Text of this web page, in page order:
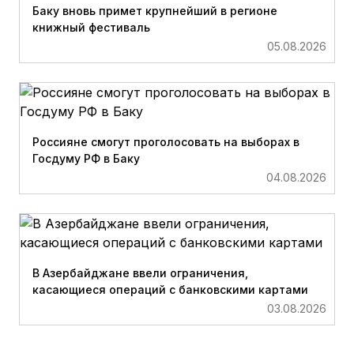
Баку вновь примет крупнейший в регионе
книжный фестиваль
05.08.2026
Россияне смогут проголосовать на выборах в
Госдуму РФ в Баку
04.08.2026
В Азербайджане ввели ограничения,
касающиеся операций с банковскими картами
03.08.2026